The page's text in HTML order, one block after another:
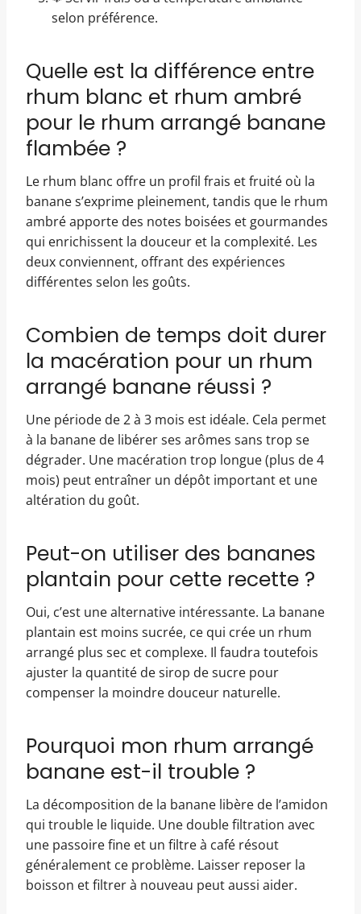
selon préférence.
Quelle est la différence entre
rhum blanc et rhum ambré
pour le rhum arrangé banane
flambée ?
Le rhum blanc offre un profil frais et fruité où la
banane s’exprime pleinement, tandis que le rhum
ambré apporte des notes boisées et gourmandes
qui enrichissent la douceur et la complexité. Les
deux conviennent, offrant des expériences
différentes selon les goûts.
Combien de temps doit durer
la macération pour un rhum
arrangé banane réussi ?
Une période de 2 à 3 mois est idéale. Cela permet
à la banane de libérer ses arômes sans trop se
dégrader. Une macération trop longue (plus de 4
mois) peut entraîner un dépôt important et une
altération du goût.
Peut-on utiliser des bananes
plantain pour cette recette ?
Oui, c’est une alternative intéressante. La banane
plantain est moins sucrée, ce qui crée un rhum
arrangé plus sec et complexe. Il faudra toutefois
ajuster la quantité de sirop de sucre pour
compenser la moindre douceur naturelle.
Pourquoi mon rhum arrangé
banane est-il trouble ?
La décomposition de la banane libère de l’amidon
qui trouble le liquide. Une double filtration avec
une passoire fine et un filtre à café résout
généralement ce problème. Laisser reposer la
boisson et filtrer à nouveau peut aussi aider.